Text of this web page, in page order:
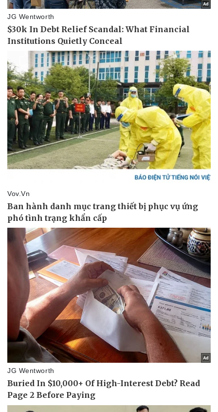
Kinh tế
Bất động sản
Khởi nghiệp
Thị trường
Giá vàng
Tiêu dùng
Tỷ giá
Chứng khoán
Giá cà phê